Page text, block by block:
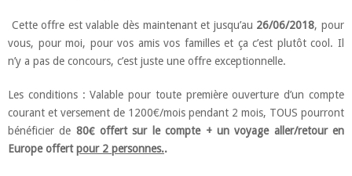
Cette offre est valable dès maintenant et jusqu’au 26/06/2018, pour
vous, pour moi, pour vos amis vos familles et ça c’est plutôt cool. Il
n’y a pas de concours, c’est juste une offre exceptionnelle.
Les conditions : Valable pour toute première ouverture d’un compte
courant et versement de 1200€/mois pendant 2 mois, TOUS pourront
bénéficier de 80€ offert sur le compte + un voyage aller/retour en
Europe offertpour 2 personnes..